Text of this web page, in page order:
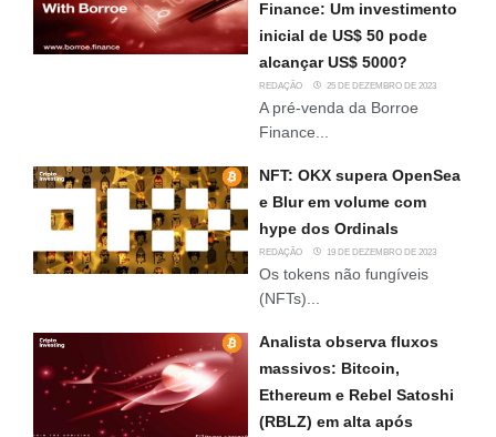
Finance: Um investimento
inicial de US$ 50 pode
alcançar US$ 5000?
REDAÇÃO 25 DE DEZEMBRO DE 2023
A pré-venda da Borroe
Finance...
NFT: OKX supera OpenSea
e Blur em volume com
hype dos Ordinals
REDAÇÃO 19 DE DEZEMBRO DE 2023
Os tokens não fungíveis
(NFTs)...
Analista observa fluxos
massivos: Bitcoin,
Ethereum e Rebel Satoshi
(RBLZ) em alta após